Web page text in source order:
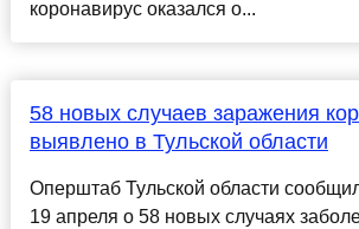
коронавирус оказался о...
58 новых случаев заражения
выявлено в Тульской области
Оперштаб Тульской области
19 апреля о 58 новых случаях